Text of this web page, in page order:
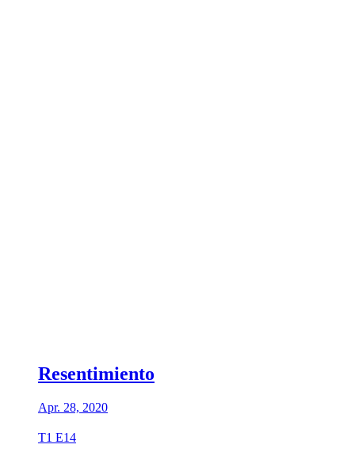
Resentimiento
Apr. 28, 2020
T1 E14